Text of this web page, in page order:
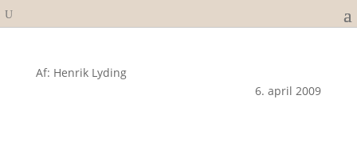
Af: Henrik Lyding
6. april 2009